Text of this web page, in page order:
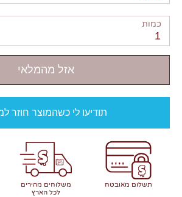
כמות
1
אזל מהמלאי
תודיעו לי כשהמוצר חוזר
תשלום מאובטח
משלוחים מהירים
לכל הארץ